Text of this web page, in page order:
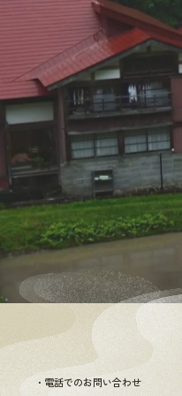
電話でのお問い合わせ